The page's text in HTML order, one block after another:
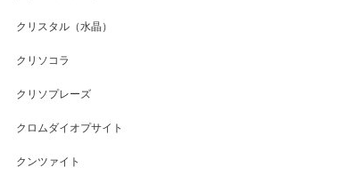
クリスタル（水晶）
クリソコラ
クリソプレーズ
クロムダイオプサイト
クンツァイト